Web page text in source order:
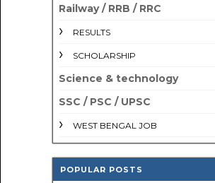
Railway / RRB / RRC
RESULTS
SCHOLARSHIP
Science & technology
SSC / PSC / UPSC
WEST BENGAL JOB
POPULAR POSTS